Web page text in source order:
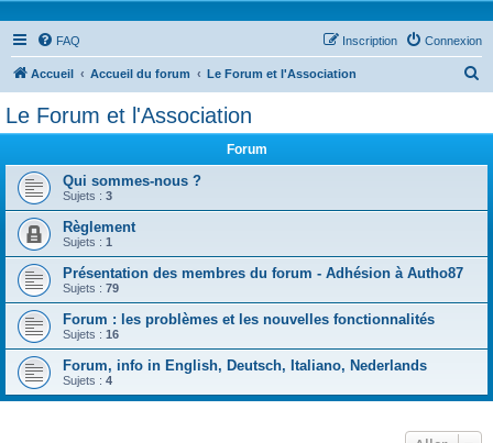
FAQ Connexion
Inscription
Accueil Accueil du forum Le Forum et l'Association
h
Le Forum et l'Association
Forum
Qui sommes-nous ?
Sujets : 3
Règlement
Sujets : 1
Présentation des membres du forum - Adhésion à Autho87
Sujets : 79
Forum : les problèmes et les nouvelles fonctionnalités
Sujets : 16
Forum, info in English, Deutsch, Italiano, Nederlands
Sujets : 4